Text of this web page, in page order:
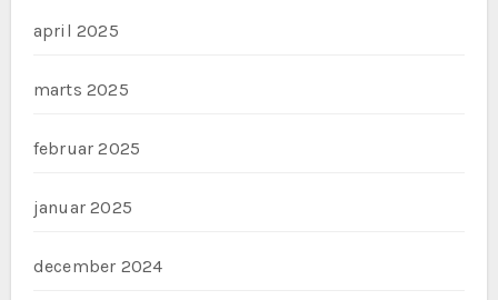
april 2025
marts 2025
februar 2025
januar 2025
december 2024